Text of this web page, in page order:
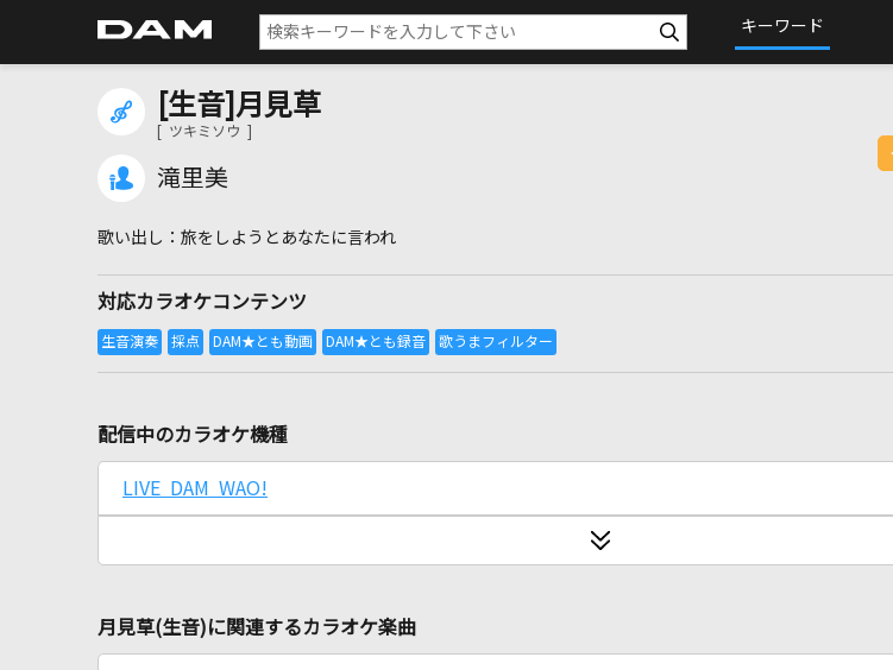
キーワード
[生音]月見草
[ ツキミソウ ]
滝里美
旅をしようとあなたに言われ
対応カラオケコンテンツ
配信中のカラオケ機種
LIVE DAM WAO!
月見草(生音)に関連するカラオケ楽曲